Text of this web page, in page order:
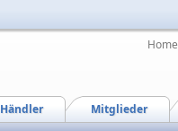
Home
Mitglieder
Händler